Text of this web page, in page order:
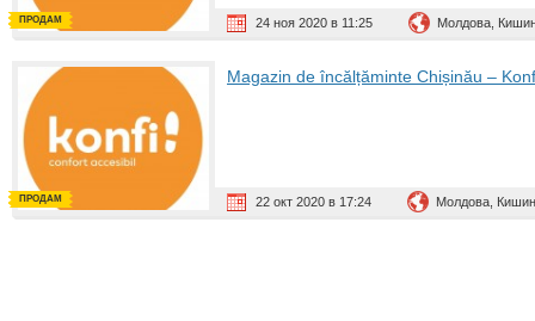
24 ноя 2020 в 11:25 Молдова,
ПРОДАМ
Magazin de încălțăminte Chișinău –
22 окт 2020 в 17:24 Молдова,
ПРОДАМ